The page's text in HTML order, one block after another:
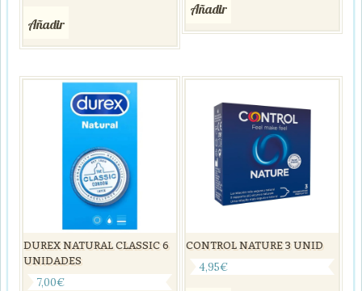
Añadir
Añadir
DUREX NATURAL CLASSIC 6
UNIDADES
7,00€
CONTROL NATURE 3 UNID
4,95€